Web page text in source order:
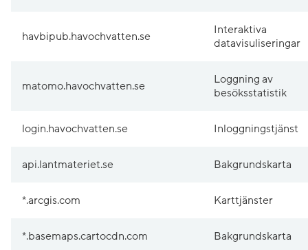
havbipub.havochvatten.se
Interaktiva
datavisuliseringar
matomo.havochvatten.se
Loggning av
besöksstatistik
login.havochvatten.se Inloggningstjänst
api.lantmateriet.se Bakgrundskarta
*.arcgis.com Karttjänster
*.basemaps.cartocdn.com Bakgrundskarta